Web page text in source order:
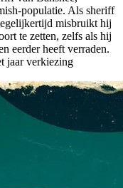
populatie. Als sheriff
misbruikt hij
te zetten, zelfs als hij
eerder heeft verraden.
jaar verkiezing